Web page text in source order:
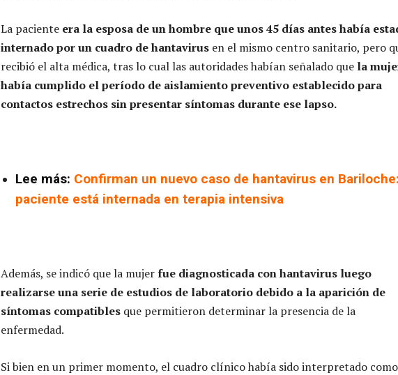
La paciente era la esposa de un hombre que unos 45 días antes había
internado por un cuadro de hantavirus en el mismo centro sanitario, pero
recibió el alta médica, tras lo cual las autoridades habían señalado que la
había cumplido el período de aislamiento preventivo establecido para
contactos estrechos sin presentar síntomas durante ese lapso.
Lee más: Confirman un nuevo caso de hantavirus en
paciente está internada en terapia intensiva
Además, se indicó que la mujerfue diagnosticada con hantavirus luego
realizarse una serie de estudios de laboratorio debido a la aparición de
síntomas compatibles que permitieron determinar la presencia de la
enfermedad.
Si bien en un primer momento, el cuadro clínico había sido interpretado